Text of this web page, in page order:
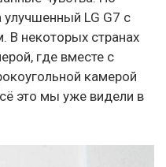
улучшенный LG G7 с
В некоторых странах
где вместе с
камерой
это мы уже видели в